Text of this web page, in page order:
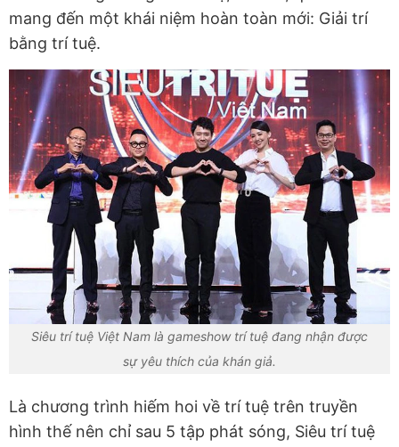
mang đến một khái niệm hoàn toàn mới: Giải trí
bằng trí tuệ.
Siêu trí tuệ Việt Nam là gameshow trí tuệ đang nhận được
sự yêu thích của khán giả.
Là chương trình hiếm hoi về trí tuệ trên truyền
hình thế nên chỉ sau 5 tập phát sóng, Siêu trí tuệ